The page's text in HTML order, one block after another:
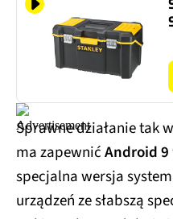
Sprawne działanie tak
ma zapewnićAndroid 9
specjalna wersja
urządzeń ze słabszą